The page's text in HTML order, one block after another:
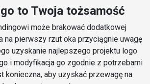
to Twoja tożsamość
może brakować dodatkowej
na pierwszy rzut oka przyciągnie uwagę
uzyskanie najlepszego projektu logo
i modyfikacja go zgodnie z potrzebami
konieczna, aby uzyskać przewagę na